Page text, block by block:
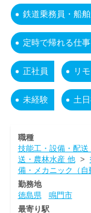
鉄道乗務員・船
定時で帰れる仕事
正社員 リ
未経験 土
職種
技能工・設備・配
送・農林水産 他>
備・メカニック（自
勤務地
徳島県
鳴門市
最寄り駅